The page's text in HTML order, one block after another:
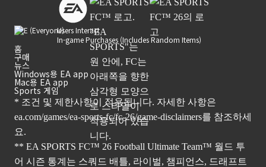
Users Interact
In-game Purchases (Includes Random Items)
홈
구매
뉴스
Windows용 EA app
Mac용 EA app
Sports 게임
* 조건 및 제한사항이 적용됩니다. 자세한 사항은
ea.com/games/ea-sports-fc/fc-26/game-disclaimers를 참조하세
요.
** EA SPORTS FC™ 26 Football Ultimate Team™ 월드 투
어 시즌 통계는 스쿼드 배틀, 라이벌, 챔피언스, 드래프트